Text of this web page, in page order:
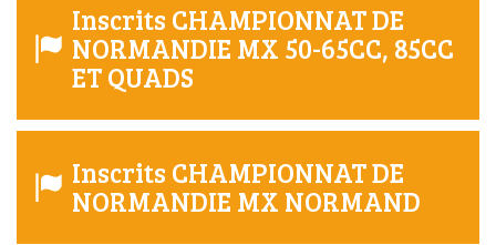
Inscrits CHAMPIONNAT DE
NORMANDIE MX 50-65CC, 85CC
ET QUADS
Inscrits CHAMPIONNAT DE
NORMANDIE MX NORMAND